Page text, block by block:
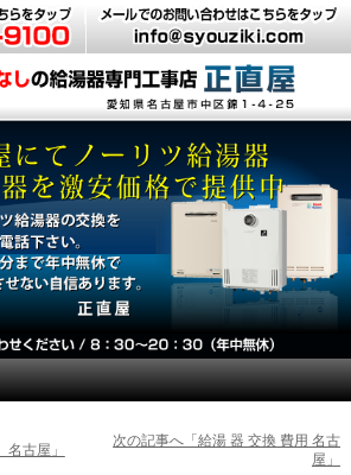
古屋」
次の記事へ「給湯 器 交換 費用 名古
屋」